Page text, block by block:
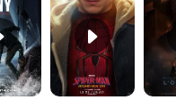
Le Triangle d'or Bande-annonce VF